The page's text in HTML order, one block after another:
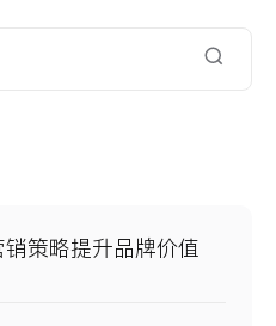
策略提升品牌价值